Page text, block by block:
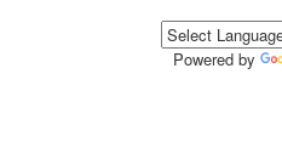
Powered by